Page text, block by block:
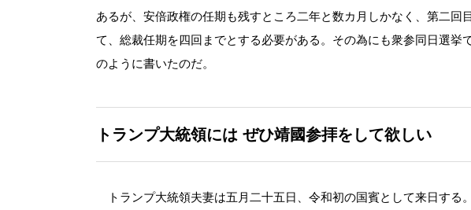
あるが、安倍政権の任期も残すところ二年と数カ月しかなく、第二回
て、総裁任期を四回までとする必要がある。その為にも衆参同日選挙
のように書いたのだ。
トランプ大統領には ぜひ靖國参拝をして欲しい
トランプ大統領夫妻は五月二十五日、令和初の国賓として来日する